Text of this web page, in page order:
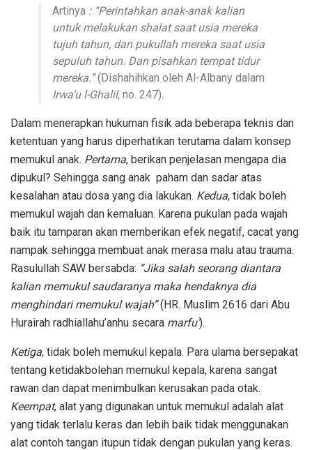
Artinya : “Perintahkan anak-anak kalian
untuk melakukan shalat saat usia mereka
tujuh tahun, dan pukullah mereka saat usia
sepuluh tahun. Dan pisahkan tempat tidur
mereka.”(Dishahihkan oleh Al-Albany dalam
Irwa’u l-Ghalil, no. 247).
Dalam menerapkan hukuman fisik ada beberapa teknis dan
ketentuan yang harus diperhatikan terutama dalam konsep
memukul anak. Pertama, berikan penjelasan mengapa dia
dipukul? Sehingga sang anak paham dan sadar atas
kesalahan atau dosa yang dia lakukan. Kedua, tidak boleh
memukul wajah dan kemaluan. Karena pukulan pada wajah
baik itu tamparan akan memberikan efek negatif, cacat yang
nampak sehingga membuat anak merasa malu atau trauma.
Rasulullah SAW bersabda: “Jika salah seorang diantara
kalian memukul saudaranya maka hendaknya dia
menghindari memukul wajah”(HR. Muslim 2616 dari Abu
Hurairah radhiallahu’anhu secara marfu’).
Ketiga, tidak boleh memukul kepala. Para ulama bersepakat
tentang ketidakbolehan memukul kepala, karena sangat
rawan dan dapat menimbulkan kerusakan pada otak.
Keempat, alat yang digunakan untuk memukul adalah alat
yang tidak terlalu keras dan lebih baik tidak menggunakan
alat contoh tangan itupun tidak dengan pukulan yang keras.